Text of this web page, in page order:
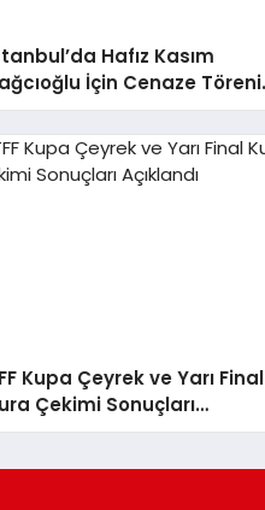
Hafız Kasım
İçin Cenaze Töreni
Kupa Çeyrek ve Yarı Final
Çekimi Sonuçları